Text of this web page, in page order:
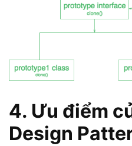
4. Ưu điểm
Design